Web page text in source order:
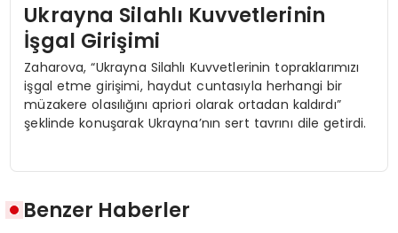
Ukrayna Silahlı Kuvvetlerinin
İşgal Girişimi
Zaharova, “Ukrayna Silahlı Kuvvetlerinin topraklarımızı
işgal etme girişimi, haydut cuntasıyla herhangi bir
müzakere olasılığını apriori olarak ortadan kaldırdı”
şeklinde konuşarak Ukrayna’nın sert tavrını dile getirdi.
Benzer Haberler